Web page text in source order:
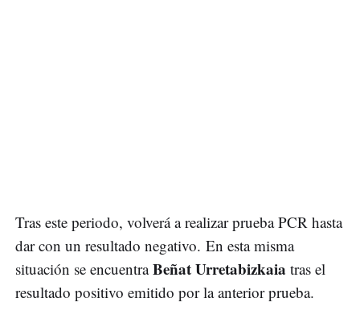
Tras este periodo, volverá a realizar prueba PCR hasta
dar con un resultado negativo. En esta misma
situación se encuentraBeñat Urretabizkaia tras el
resultado positivo emitido por la anterior prueba.